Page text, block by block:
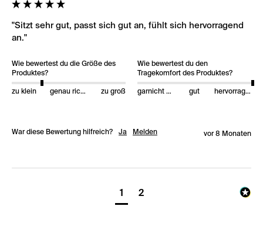
"Sitzt sehr gut, passt sich gut an, fühlt sich hervorragend
an."
Wie bewertest du die Größe des
Produktes?
zu klein genau richtig zu groß
Wie bewertest du den
Tragekomfort des Produktes?
garnicht gut gut hervorragend
War diese Bewertung hilfreich? Ja Melden vor 8 Monaten
1 2